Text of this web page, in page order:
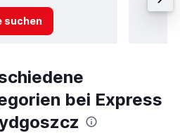
suchen
bei Express